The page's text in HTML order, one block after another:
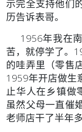
示完全支持他们
历告诉表哥。
1956年我在南
苦，就停学了。
的哇弄里（零售
1959年开店做生
止华人在乡镇做
虽然父母一直催
老师店干了半年